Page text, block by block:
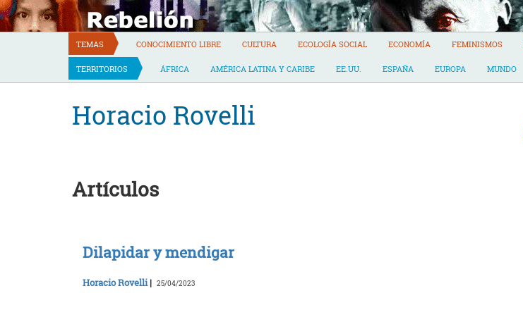
Skip
to
content
TEMAS CONOCIMIENTO LIBRE CULTURA ECOLOGÍA SOCIAL ECONOMÍA FEMINISMOS
TERRITORIOS ÁFRICA AMÉRICA LATINA Y CARIBE EE.UU. ESPAÑA EUROPA MUNDO
Horacio Rovelli
Artículos
Dilapidar y mendigar
Horacio Rovelli| 25/04/2023